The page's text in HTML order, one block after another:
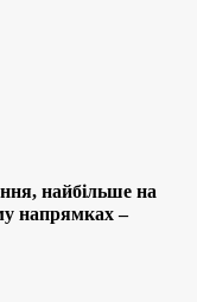
найбільше на
напрямках –